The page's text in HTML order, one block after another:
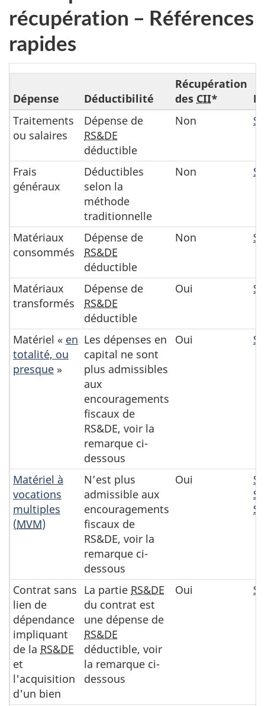
récupération – Références
rapides
Dépenses
et
récupération
–
rapides
Dépense Déductibilité
Récupération
des CII*
Traitements
ou salaires
Dépense de
RS&DE
déductible
Non
Frais
généraux
Déductibles
selon la
méthode
traditionnelle
Non
Matériaux
consommés
Dépense de
RS&DE
déductible
Non
Matériaux
transformés
Dépense de
RS&DE
déductible
Oui
Matériel « en
totalité, ou
presque »
Les dépenses en
capital ne sont
plus admissibles
aux
encouragements
fiscaux de
RS&DE, voir la
remarque ci-
dessous
Oui
Matériel à
vocations
multiples
(MVM)
N’est plus
admissible aux
encouragements
fiscaux de
RS&DE, voir la
remarque ci-
dessous
Oui
Contrat sans
lien de
dépendance
impliquant
de la RS&DE
et
l'acquisition
d'un bien
La partie RS&DE
du contrat est
une dépense de
RS&DE
déductible, voir
la remarque ci-
dessous
Oui